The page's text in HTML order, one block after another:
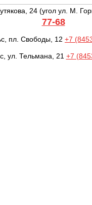
24 (угол ул. М.
77-68
пл. Свободы, 12 +7
ул. Тельмана, 21 +7